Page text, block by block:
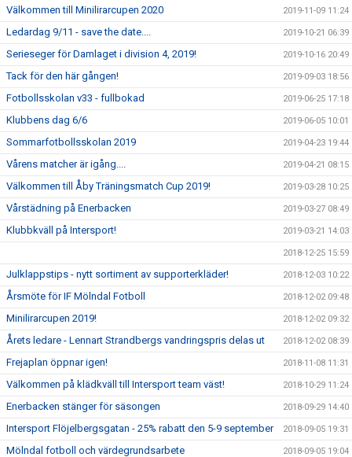
Välkommen till Minilirarcupen 2020 2019-11-09 11:24
Ledardag 9/11 - save the date.... 2019-10-21 06:39
Serieseger för Damlaget i division 4, 2019! 2019-10-16 20:49
Tack för den här gången! 2019-09-03 18:56
Fotbollsskolan v33 - fullbokad 2019-06-25 17:18
Klubbens dag 6/6 2019-06-05 10:01
Sommarfotbollsskolan 2019 2019-04-23 19:44
Vårens matcher är igång.... 2019-04-21 08:15
Välkommen till Åby Träningsmatch Cup 2019! 2019-03-28 10:25
Vårstädning på Enerbacken 2019-03-27 08:49
Klubbkväll på Intersport! 2019-03-21 14:03
2018-12-25 15:59
Julklappstips - nytt sortiment av supporterkläder! 2018-12-03 10:22
Årsmöte för IF Mölndal Fotboll 2018-12-02 09:48
Minilirarcupen 2019! 2018-12-02 09:32
Årets ledare - Lennart Strandbergs vandringspris delas ut 2018-12-02 08:39
Frejaplan öppnar igen! 2018-11-08 11:31
Välkommen på klädkväll till Intersport team väst! 2018-10-29 11:24
Enerbacken stänger för säsongen 2018-09-29 14:40
Intersport Flöjelbergsgatan - 25% rabatt den 5-9 september 2018-09-05 19:31
Mölndal fotboll och värdegrundsarbete 2018-09-05 19:04